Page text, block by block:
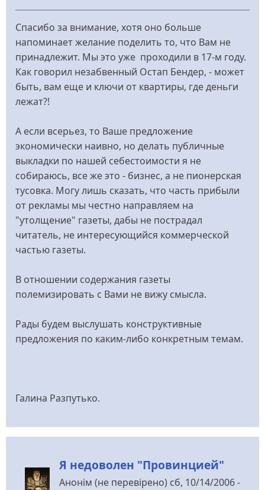
Спасибо за внимание, хотя оно больше
напоминает желание поделить то, что Вам не
принадлежит. Мы это уже проходили в 17-м году.
Как говорил незабвенный Остап Бендер, - может
быть, вам еще и ключи от квартиры, где деньги
лежат?!
А если всерьез, то Ваше предложение
экономически наивно, но делать публичные
выкладки по нашей себестоимости я не
собираюсь, все же это - бизнес, а не пионерская
тусовка. Могу лишь сказать, что часть прибыли
от рекламы мы честно направляем на
"утолщение" газеты, дабы не пострадал
читатель, не интересующийся коммерческой
частью газеты.
В отношении содержания газеты
полемизировать с Вами не вижу смысла.
Рады будем выслушать конструктивные
предложения по каким-либо конкретным темам.
Галина Разпутько.
Я недоволен "Провинцией"
Анонім (не перевірено) сб, 10/14/2006 -